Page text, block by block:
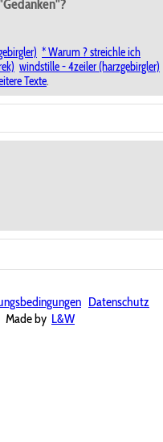
* Warum ? streichle ich
windstille - 4zeiler (harzgebirgler)
Texte.
Datenschutz
Made by L&W